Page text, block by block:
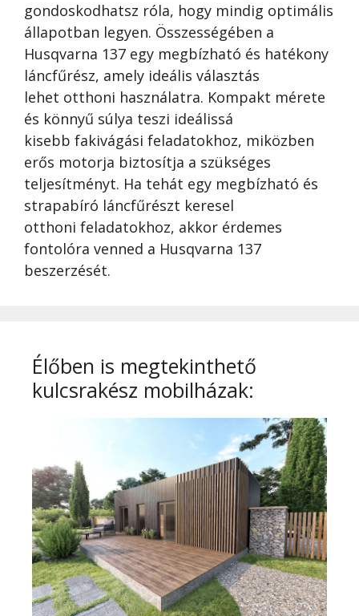
gondoskodhatsz róla, hogy mindig optimális
állapotban legyen. Összességében a
Husqvarna 137 egy megbízható és hatékony
láncfűrész, amely ideális választás
lehet otthoni használatra. Kompakt mérete
és könnyű súlya teszi ideálissá
kisebb fakivágási feladatokhoz, miközben
erős motorja biztosítja a szükséges
teljesítményt. Ha tehát egy megbízható és
strapabíró láncfűrészt keresel
otthoni feladatokhoz, akkor érdemes
fontolóra venned a Husqvarna 137
beszerzését.
Élőben is megtekinthető
kulcsrakész mobilházak: